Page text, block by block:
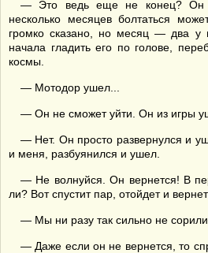
— Это ведь еще не конец? Он
несколько месяцев болтаться
громко сказано, но месяц — два у
начала гладить его по голове,
космы.
— Мотодор ушел...
— Он не сможет уйти. Он из игры
— Нет. Он просто развернулся и
и меня, разбуянился и ушел.
— Не волнуйся. Он вернется! В
ли? Вот спустит пар, отойдет и
— Мы ни разу так сильно не
— Даже если он не вернется, то